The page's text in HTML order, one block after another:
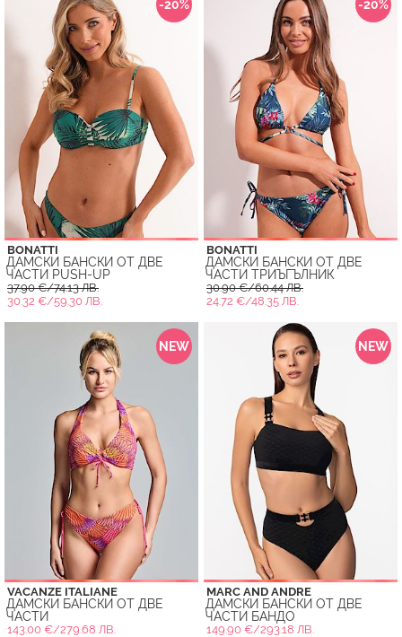
-20%
BONATTI
ДАМСКИ БАНСКИ ОТ ДВЕ
ЧАСТИ PUSH-UP
37.90 €/74.13 ЛВ.
30.32 €/59.30 ЛВ.
-20%
BONATTI
ДАМСКИ БАНСКИ ОТ ДВЕ
ЧАСТИ ТРИЪГЪЛНИК
30.90 €/60.44 ЛВ.
24.72 €/48.35 ЛВ.
NEW
VACANZE ITALIANE
ДАМСКИ БАНСКИ ОТ ДВЕ
ЧАСТИ
143.00 €/279.68 ЛВ.
NEW
MARC AND ANDRE
ДАМСКИ БАНСКИ ОТ ДВЕ
ЧАСТИ БАНДО
149.90 €/293.18 ЛВ.